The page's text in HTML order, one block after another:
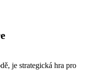
je strategická hra pro